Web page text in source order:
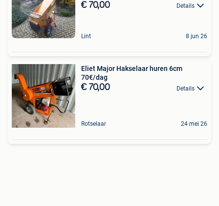
€ 70,00 Details
Lint 8 jun 26
Eliet Major Hakselaar huren 6cm
70€/dag
€ 70,00 Details
Rotselaar 24 mei 26